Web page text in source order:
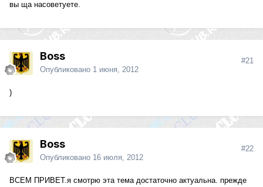
вы ща насоветуете.
Boss
Опубликовано 1 июня, 2012
#21
)
Boss
Опубликовано 16 июля, 2012
#22
ВСЕМ ПРИВЕТ.я смотрю эта тема достаточно актуальна. прежде